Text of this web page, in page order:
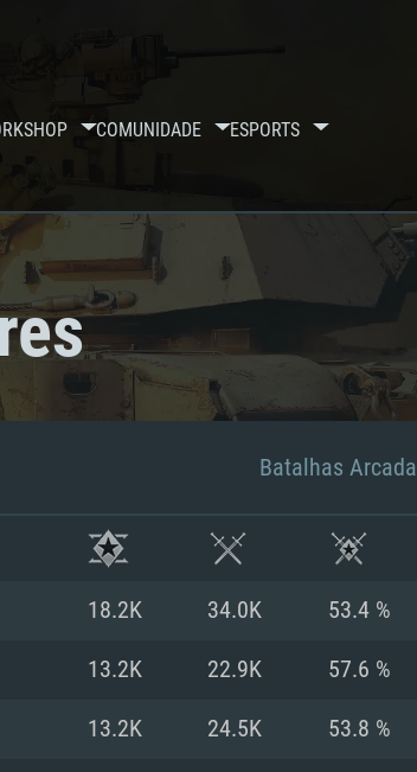
COMUNIDADE ESPORTS
Batalhas Arcada
18.2K 34.0K 53.4 %
13.2K 22.9K 57.6 %
13.2K 24.5K 53.8 %